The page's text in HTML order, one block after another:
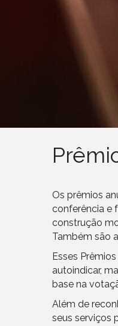
Os prêmios
conferência e
construção
Também são
Esses
autoindicar,
base na
Além de
seus serviços